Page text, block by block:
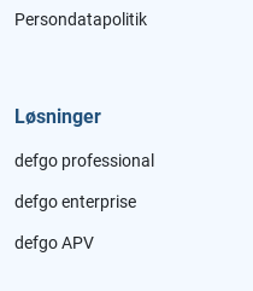
Persondatapolitik
Løsninger
defgo professional
defgo enterprise
defgo APV